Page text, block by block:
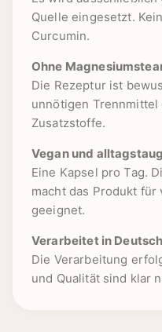
Quelle eingesetzt.
Curcumin.
Ohne
Die Rezeptur ist
unnötigen
Zusatzstoffe.
Vegan und
Eine Kapsel pro Tag.
macht das Produkt
geeignet.
Verarbeitet in
Die Verarbeitung
und Qualität sind klar